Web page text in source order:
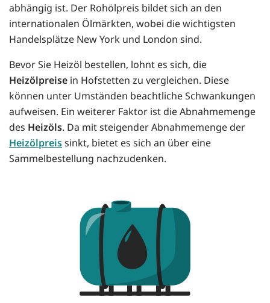
abhängig ist. Der Rohölpreis bildet sich an den
internationalen Ölmärkten, wobei die wichtigsten
Handelsplätze New York und London sind.
Bevor Sie Heizöl bestellen, lohnt es sich, die
Heizölpreise in Hofstetten zu vergleichen. Diese
können unter Umständen beachtliche Schwankungen
aufweisen. Ein weiterer Faktor ist die Abnahmemenge
des Heizöls. Da mit steigender Abnahmemenge der
Heizölpreissinkt, bietet es sich an über eine
Sammelbestellung nachzudenken.